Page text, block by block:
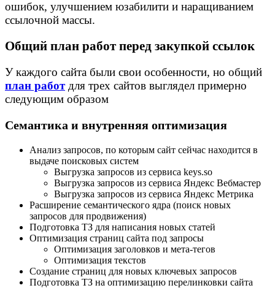
ошибок, улучшением юзабилити и наращиванием
ссылочной массы.
Общий план работ перед закупкой ссылок
У каждого сайта были свои особенности, но общий
план работдля трех сайтов выглядел примерно
следующим образом
Семантика и внутренняя оптимизация
Анализ запросов, по которым сайт сейчас находится в
выдаче поисковых систем
Выгрузка запросов из сервиса keys.so
Выгрузка запросов из сервиса Яндекс Вебмастер
Выгрузка запросов из сервиса Яндекс Метрика
Расширение семантического ядра (поиск новых
запросов для продвижения)
Подготовка ТЗ для написания новых статей
Оптимизация страниц сайта под запросы
Оптимизация заголовков и мета-тегов
Оптимизация текстов
Создание страниц для новых ключевых запросов
Подготовка ТЗ на оптимизацию перелинковки сайта